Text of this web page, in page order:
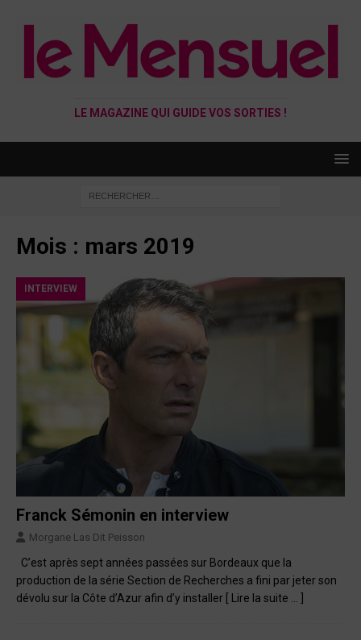
LE MAGAZINE QUI GUIDE VOS SORTIES !
Mois : mars 2019
INTERVIEW
Franck Sémonin en interview
Morgane Las Dit Peisson
C’est après sept années passées sur Bordeaux que la
production de la série Section de Recherches a fini par jeter son
dévolu sur la Côte d’Azur afin d’y installer [ Lire la suite … ]